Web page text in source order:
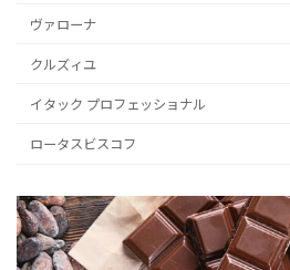
ヴァローナ
クルズィユ
イタック プロフェッショナル
ロータスビスコフ